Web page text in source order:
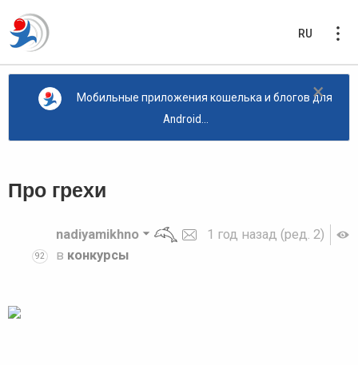
RU
×
Мобильные приложения кошелька и блогов для
Android...
Про грехи
1 год назад (ред. 2)
92
nadiyamikhno
в конкурсы